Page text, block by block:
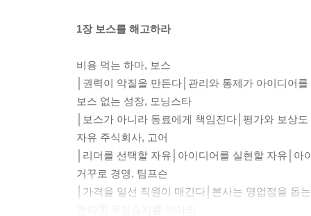
1장 보스를 해고하라
비용 먹는 하마, 보스
│권력이 악질을 만든다│관리와 통제가 아이디어
보스 없는 성장, 모닝스타
│보스가 아니라 동료에게 책임진다│평가와 보상
자유 주식회사, 고어
│리더를 선택할 자유│아이디어를 실현할 자유│
거꾸로 경영, 팀프슨
│가격을 일선 직원이 매긴다│본사는 영업점을 돕